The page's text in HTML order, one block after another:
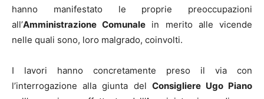
hanno manifestato le proprie preoccupazioni
all’Amministrazione Comunale in merito alle vicende
nelle quali sono, loro malgrado, coinvolti.
I lavori hanno concretamente preso il via con
l’interrogazione alla giunta del Consigliere Ugo Piano